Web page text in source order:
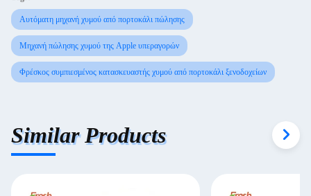
Αυτόματη μηχανή χυμού από πορτοκάλι πώλησης
Μηχανή πώλησης χυμού της Apple υπεραγορών
Φρέσκος συμπιεσμένος κατασκευαστής χυμού από πορτοκάλι ξενοδοχείων
Similar Products